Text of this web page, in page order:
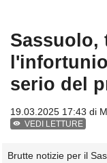
Sassuolo,
serio del
19.03.2025 17:43 di
VEDI LETTURE
Brutte notizie per il